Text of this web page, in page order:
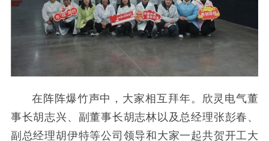
在阵阵爆竹声中，大家相互拜年。欣灵电气董
事长胡志兴、副董事长胡志林以及总经理张彭春、
副总经理胡伊特等公司领导和大家一起共贺开工大